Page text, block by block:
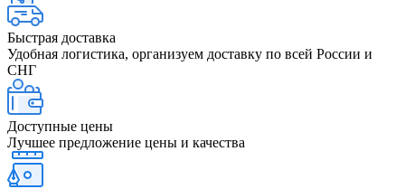
Быстрая доставка
Удобная логистика, организуем доставку по всей России и
СНГ
Доступные цены
Лучшее предложение цены и качества